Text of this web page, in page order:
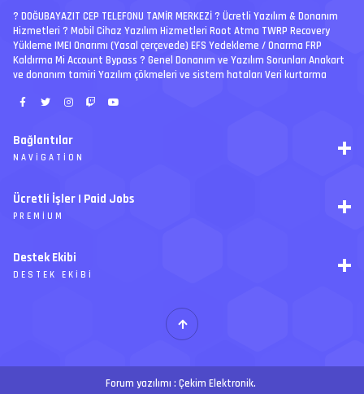
? DOĞUBAYAZIT CEP TELEFONU TAMİR MERKEZİ ?️ Ücretli Yazılım & Donanım
Hizmetleri ? Mobil Cihaz Yazılım Hizmetleri Root Atma TWRP Recovery
Yükleme IMEI Onarımı (Yasal çerçevede) EFS Yedekleme / Onarma FRP
Kaldırma Mi Account Bypass ? Genel Donanım ve Yazılım Sorunları Anakart
ve donanım tamiri Yazılım çökmeleri ve sistem hataları Veri kurtarma
Bağlantılar
NAVIGATION
Arşiv
Ajanda
Forum Yönetimi
Forumları Okundu Kabul Et
Ücretli İşler | Paid Jobs
PREMIUM
Paketler
Özel tema
Destek Ekibi
DESTEK EKIBI
İ
T
H
Forum yazılımı : Çekim Elektronik.